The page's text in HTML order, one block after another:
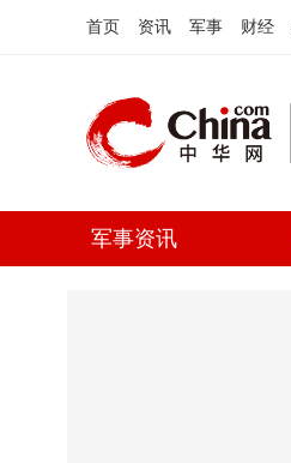
首页 资讯 军事 财经
军事资讯